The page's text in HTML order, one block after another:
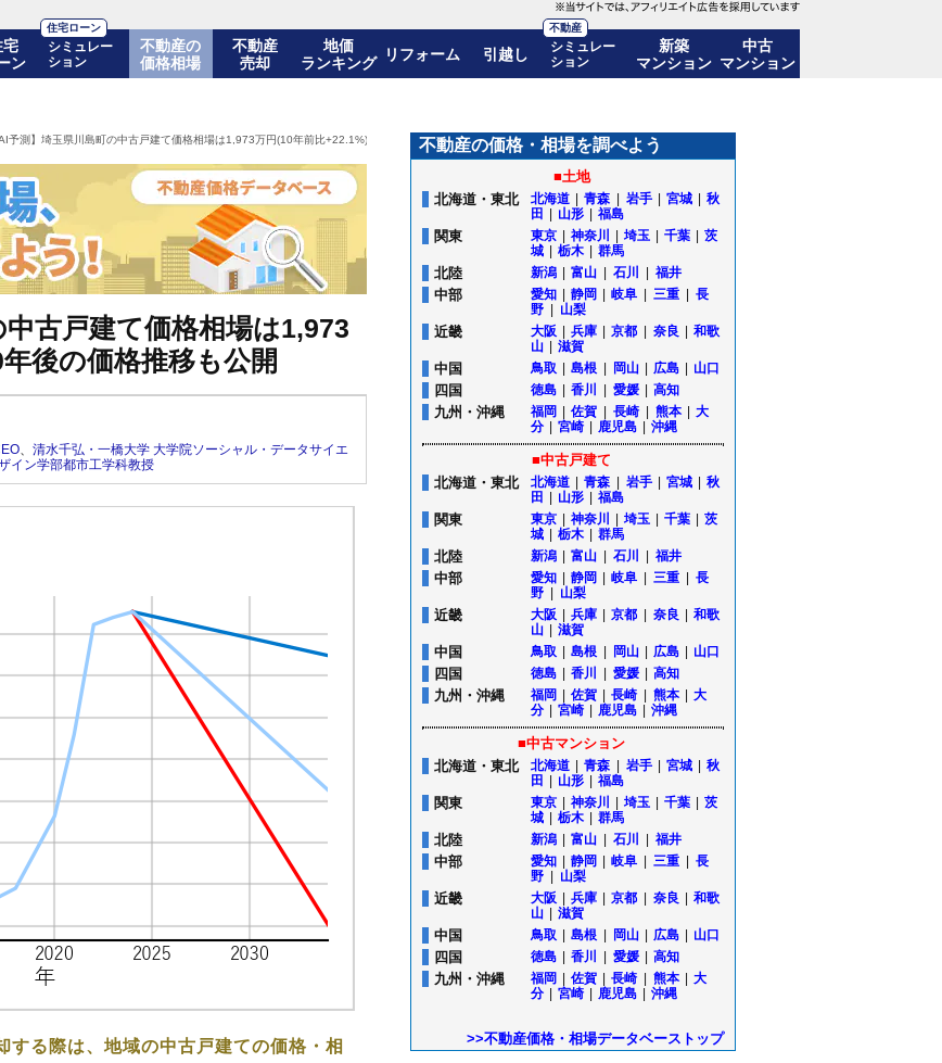
宅
ン
住宅ローン
シミュレー
ション
不動産の
価格相場
不動産
売却
地価
ランキング
リフォーム 引越し
不動産
シミュレー
ション
新築
マンション
中古
マンション
AI予測】埼玉県川島町の中古戸建て価格相場は1,973万円(10年前比+22.1%)! 10年後の価格推移も公開
中古戸建て価格相場は1,973
後の価格推移も公開
、 清水千弘・一橋大学 大学院ソーシャル・データサイエ
イン学部都市工学科教授
する際は、地域の中古戸建ての価格・相
不動産の価格・相場を調べよう
■土地
北海道・東北
北海道 青森 岩手 宮城
秋
田
山形 福島
関東 東京 神奈川 埼玉 千葉
茨
城
栃木 群馬
北陸 新潟 富山 石川 福井
中部 愛知 静岡 岐阜 三重
長
野
山梨
近畿 大阪 兵庫 京都 奈良
和歌
山
滋賀
中国 鳥取 島根 岡山 広島 山口
四国 徳島 香川 愛媛 高知
九州・沖縄 福岡 佐賀 長崎 熊本
大
分
宮崎 鹿児島 沖縄
■中古戸建て
北海道・東北
北海道 青森 岩手 宮城
秋
田
山形 福島
関東 東京 神奈川 埼玉 千葉
茨
城
栃木 群馬
北陸 新潟 富山 石川 福井
中部 愛知 静岡 岐阜 三重
長
野
山梨
近畿 大阪 兵庫 京都 奈良
和歌
山
滋賀
中国 鳥取 島根 岡山 広島 山口
四国 徳島 香川 愛媛 高知
九州・沖縄 福岡 佐賀 長崎 熊本
大
分
宮崎 鹿児島 沖縄
■中古マンション
北海道・東北
北海道 青森 岩手 宮城
秋
田
山形 福島
関東 東京 神奈川 埼玉 千葉
茨
城
栃木 群馬
北陸 新潟 富山 石川 福井
中部 愛知 静岡 岐阜 三重
長
野
山梨
近畿 大阪 兵庫 京都 奈良
和歌
山
滋賀
中国 鳥取 島根 岡山 広島 山口
四国 徳島 香川 愛媛 高知
九州・沖縄 福岡 佐賀 長崎 熊本
大
分
宮崎 鹿児島 沖縄
>>不動産価格・相場データベーストップ